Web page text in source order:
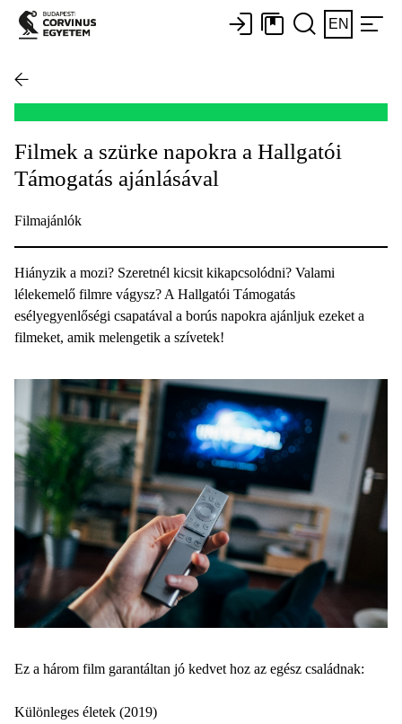
EN
Filmek a szürke napokra a Hallgatói
Támogatás ajánlásával
Filmajánlók
Hiányzik a mozi? Szeretnél kicsit kikapcsolódni? Valami
lélekemelő filmre vágysz? A Hallgatói Támogatás
esélyegyenlőségi csapatával a borús napokra ajánljuk ezeket a
filmeket, amik melengetik a szívetek!
Ez a három film garantáltan jó kedvet hoz az egész családnak:
Különleges életek (2019)